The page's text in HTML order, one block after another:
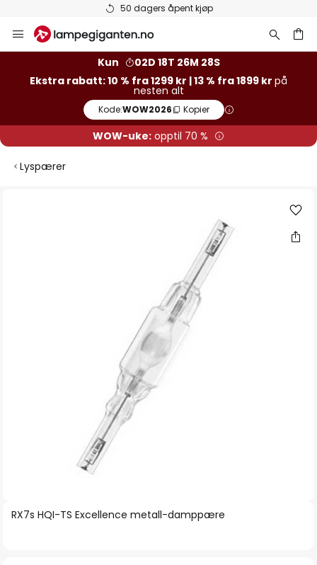
50 dagers åpent kjøp
Hopp
til
Kun
02D 18T 26M 27S
Ekstra rabatt: 10 % fra 1299 kr | 13 % fra 1899 kr på
nesten alt
Kode:WOW2026 Kopier
WOW-uke: opptil 70 %
Lyspærer
Gå
RX7s HQI-TS Excellence metall-damppære